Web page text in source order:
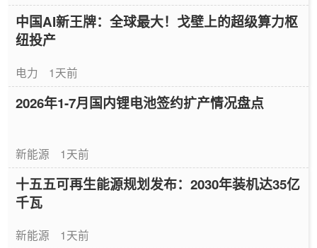
中国AI新王牌：全球最大！戈壁上的超级算力枢
纽投产
电力 1天前
2026年1-7月国内锂电池签约扩产情况盘点
新能源 1天前
十五五可再生能源规划发布：2030年装机达35亿
千瓦
新能源 1天前